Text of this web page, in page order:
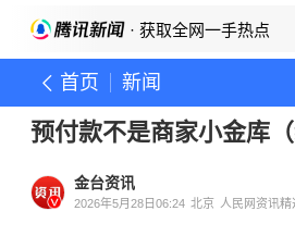
· 获取全网一手热点
首页 新闻
预付款不是商家小金库（
金台资讯
2026年5月28日06:24 北京 人民网资讯精